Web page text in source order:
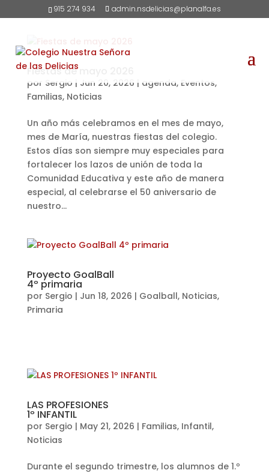
915 274 934 admin.nsdelicias@planalfa.es
Fiestas de mayo 2026
por Sergio | Jun 20, 2026 | agenda, Eventos,
Familias, Noticias
Un año más celebramos en el mes de mayo,
mes de María, nuestras fiestas del colegio.
Estos días son siempre muy especiales para
fortalecer los lazos de unión de toda la
Comunidad Educativa y este año de manera
especial, al celebrarse el 50 aniversario de
nuestro...
Proyecto GoalBall
4º primaria
por Sergio | Jun 18, 2026 | Goalball, Noticias,
Primaria
LAS PROFESIONES
1º INFANTIL
por Sergio | May 21, 2026 | Familias, Infantil,
Noticias
Durante el segundo trimestre, los alumnos de 1.º